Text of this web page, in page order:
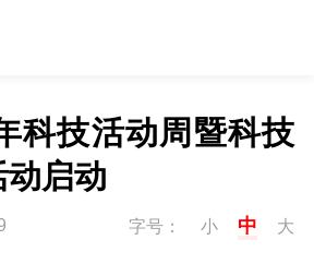
科技活动周暨科技
启动
字号： 小 中 大